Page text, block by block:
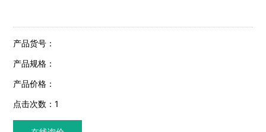
产品货号：
产品规格：
产品价格：
点击次数：1